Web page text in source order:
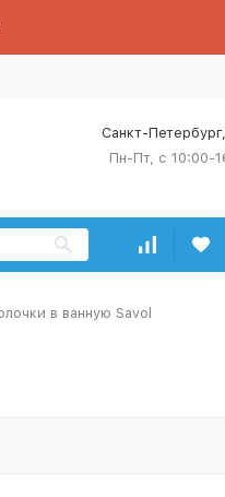
Санкт-
Пн-Пт, с 10:00-
в ванную Savol